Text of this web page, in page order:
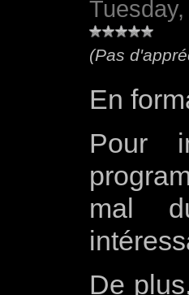
(Pas
En
Pour
mal
De